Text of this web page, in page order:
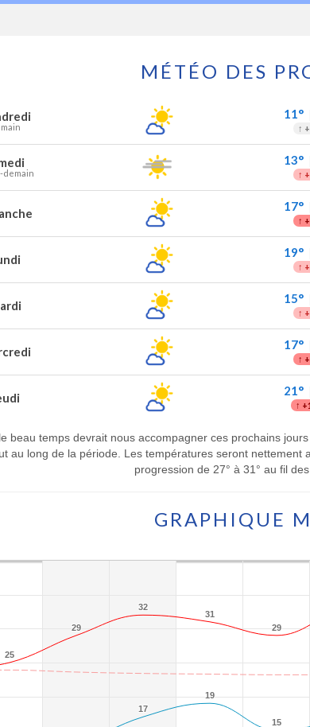
MÉTÉO DES
à Achet pour les 7 prochains jours
Températures Précipitations 11°
↑
demain
13°
↑
17°
↑
19°
↑
15°
↑
17°
↑
21°
↑
beau temps devrait nous accompagner ces prochains
au long de la période. Les températures seront
progression de 27° à 31° au fil
GRAPHIQUE
25
25
29
29
32
32
31
31
29
29
17
17
19
19
15
15